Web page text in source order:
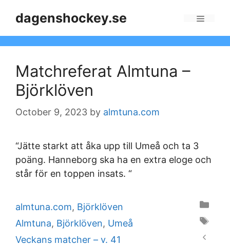
dagenshockey.se
Matchreferat Almtuna –
Björklöven
October 9, 2023 by almtuna.com
“Jätte starkt att åka upp till Umeå och ta 3
poäng. Hanneborg ska ha en extra eloge och
står för en toppen insats. “
Categories
almtuna.com, Björklöven
Tags
Almtuna, Björklöven, Umeå
Veckans matcher – v. 41